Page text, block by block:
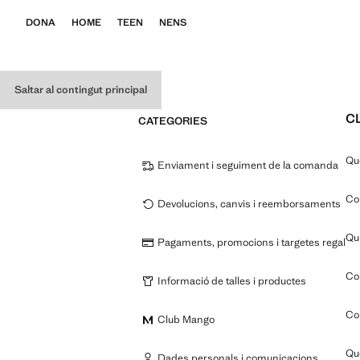
Saltar al contingut principal
DONA HOME TEEN NENS
CATEGORIES
Enviament i seguiment de la comanda
Devolucions, canvis i reemborsaments
Pagaments, promocions i targetes regal
Informació de talles i productes
Club Mango